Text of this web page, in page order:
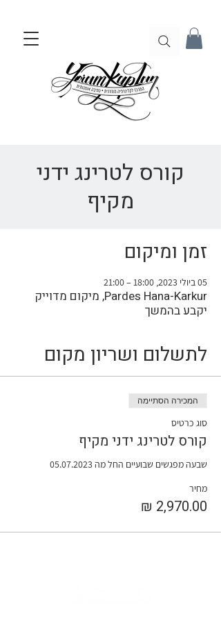
קורס לטרינג ידני
מקיף
זמן ומיקום
05 ביולי 2023, 18:00 – 21:00
Pardes Hana-Karkur, מיקום מדוייק
יקבע בהמשך
לתשלום ושריון מקום
המכירה הסתיימה
סוג כרטיס
קורס לטרינג ידני מקיף
שבעה מפגשים שבועיים החל מה 05.07.2023
מחיר